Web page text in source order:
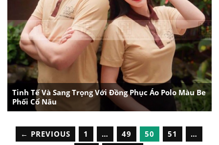
Tinh Tế Và Sang Trọng Với Đồng Phục Áo Polo Màu Be
Phối Cổ Nâu
← PREVIOUS 1 … 49 50 51
…